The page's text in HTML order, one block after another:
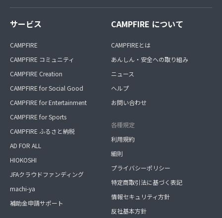
サービス
CAMPFIRE
CAMPFIRE コミュニティ
CAMPFIRE Creation
CAMPFIRE for Social Good
CAMPFIRE for Entertainment
CAMPFIRE for Sports
CAMPFIRE ふるさと納税
AD FOR ALL
HIOKOSHI
JFAクラウドファンディング
machi-ya
補助金申請サポート
CAMPFIRE について
CAMPFIREとは
あんしん・安全への取り組み
ニュース
ヘルプ
お問い合わせ
各種規定
利用規約
細則
プライバシーポリシー
特定商取引法に基づく表記
情報セキュリティ方針
反社基本方針